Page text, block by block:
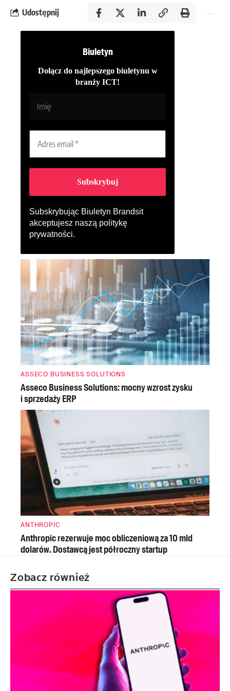
Udostępnij
Biuletyn
Dołącz do najlepszego biuletynu w
branży ICT!
Subskrybując Biuletyn Brandsit
akceptujesz naszą politykę
prywatności.
ASSECO BUSINESS SOLUTIONS
Asseco Business Solutions: mocny wzrost zysku
i sprzedaży ERP
ANTHROPIC
Anthropic rezerwuje moc obliczeniową za 10 mld
dolarów. Dostawcą jest półroczny startup
Zobacz również